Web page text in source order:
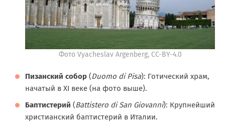
Фото Vyacheslav Argenberg, CC-BY-4.0
Пизанский собор (Duomo di Pisa): Готический храм,
начатый в XI веке (на фото выше).
Баптистерий (Battistero di San Giovanni): Крупнейший
христианский баптистерий в Италии.